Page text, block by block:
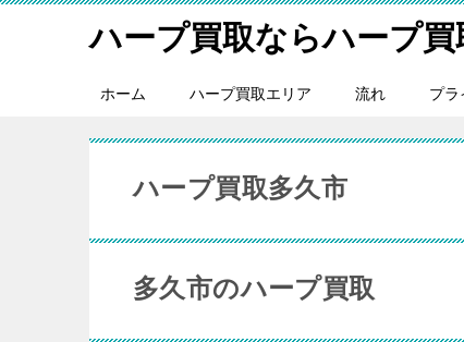
ハープ買取ならハープ
ホーム ハープ買取エリア 流れ プラ
ハープ買取多久市
多久市のハープ買取